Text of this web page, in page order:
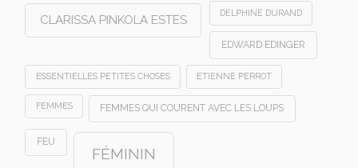
CLARISSA PINKOLA ESTES DELPHINE DURAND
EDWARD EDINGER
ESSENTIELLES PETITES CHOSES ETIENNE PERROT
FEMMES FEMMES QUI COURENT AVEC LES LOUPS
FEU
FÉMININ